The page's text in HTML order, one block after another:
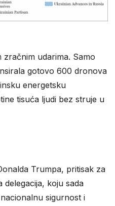
zračnim udarima. Samo
gotovo 600 dronova
energetsku
tisuća ljudi bez struje u
Trumpa, pritisak za
koju sada
sigurnost i